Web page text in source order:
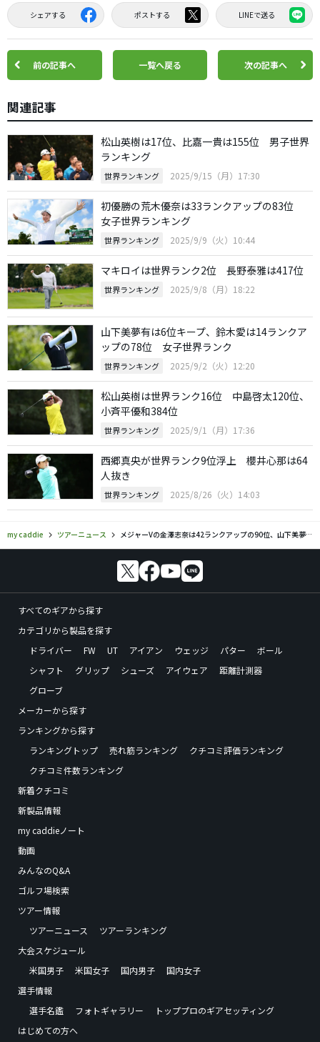
シェアする ポストする LINEで送る
前の記事へ 一覧へ戻る 次の記事へ
関連記事
松山英樹は17位、比嘉一貴は155位 男子世界
ランキング
世界ランキング 2025/9/15（月）17:30
初優勝の荒木優奈は33ランクアップの83位
女子世界ランキング
世界ランキング 2025/9/9（火）10:44
マキロイは世界ランク2位 長野泰雅は417位
世界ランキング 2025/9/8（月）18:22
山下美夢有は6位キープ、鈴木愛は14ランクア
ップの78位 女子世界ランク
世界ランキング 2025/9/2（火）12:20
松山英樹は世界ランク16位 中島啓太120位、
小斉平優和384位
世界ランキング 2025/9/1（月）17:36
西郷真央が世界ランク9位浮上 櫻井心那は64
人抜き
世界ランキング 2025/8/26（火）14:03
my caddie ツアーニュース メジャーVの金澤志奈は42ランクアップの90位、山下美夢有は6位維持 女子世界ランク
すべてのギアから探す
カテゴリから製品を探す
ドライバー
FW UT アイアン ウェッジ パター
ボール
シャフト
グリップ シューズ アイウェア
距離計測器
グローブ
メーカーから探す
ランキングから探す
ランキングトップ
売れ筋ランキング
クチコミ評価ランキング
クチコミ件数ランキング
新着クチコミ
新製品情報
my caddieノート
動画
みんなのQ&A
ゴルフ場検索
ツアー情報
ツアーニュース
ツアーランキング
大会スケジュール
米国男子
米国女子 国内男子
国内女子
選手情報
選手名鑑
フォトギャラリー
トッププロのギアセッティング
はじめての方へ